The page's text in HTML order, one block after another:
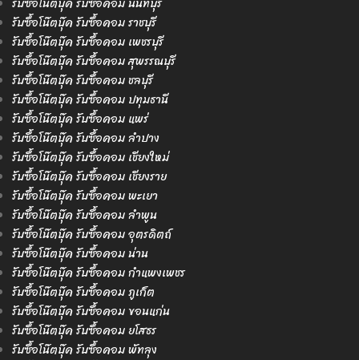
รับซื้อโน๊ตบุ๊ค รับซื้อคอม ราชบุรี
รับซื้อโน๊ตบุ๊ค รับซื้อคอม เพชรบุรี
รับซื้อโน๊ตบุ๊ค รับซื้อคอม สุพรรณบุรี
รับซื้อโน๊ตบุ๊ค รับซื้อคอม ชลบุรี
รับซื้อโน๊ตบุ๊ค รับซื้อคอม ปทุมธานี
รับซื้อโน๊ตบุ๊ค รับซื้อคอม แพร่
รับซื้อโน๊ตบุ๊ค รับซื้อคอม ลำปาง
รับซื้อโน๊ตบุ๊ค รับซื้อคอม เชียงใหม่
รับซื้อโน๊ตบุ๊ค รับซื้อคอม เชียงราย
รับซื้อโน๊ตบุ๊ค รับซื้อคอม พะเยา
รับซื้อโน๊ตบุ๊ค รับซื้อคอม ลำพูน
รับซื้อโน๊ตบุ๊ค รับซื้อคอม อุตรดิตถ์
รับซื้อโน๊ตบุ๊ค รับซื้อคอม น่าน
รับซื้อโน๊ตบุ๊ค รับซื้อคอม กำแพงเพชร
รับซื้อโน๊ตบุ๊ค รับซื้อคอม ภูเก็ต
รับซื้อโน๊ตบุ๊ค รับซื้อคอม ขอนแก่น
รับซื้อโน๊ตบุ๊ค รับซื้อคอม ยโสธร
รับซื้อโน๊ตบุ๊ค รับซื้อคอม พัทลุง